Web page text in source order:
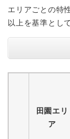
エリアごとの特
以上を基準とし
田園エリ
ア